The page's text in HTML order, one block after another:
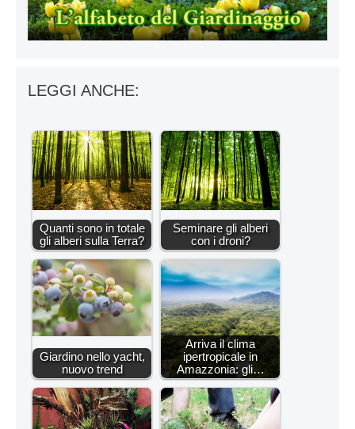
LEGGI ANCHE:
Quanti sono in totale
gli alberi sulla Terra?
Seminare gli alberi
con i droni?
Giardino nello yacht,
nuovo trend
Arriva il clima
ipertropicale in
Amazzonia: gli…